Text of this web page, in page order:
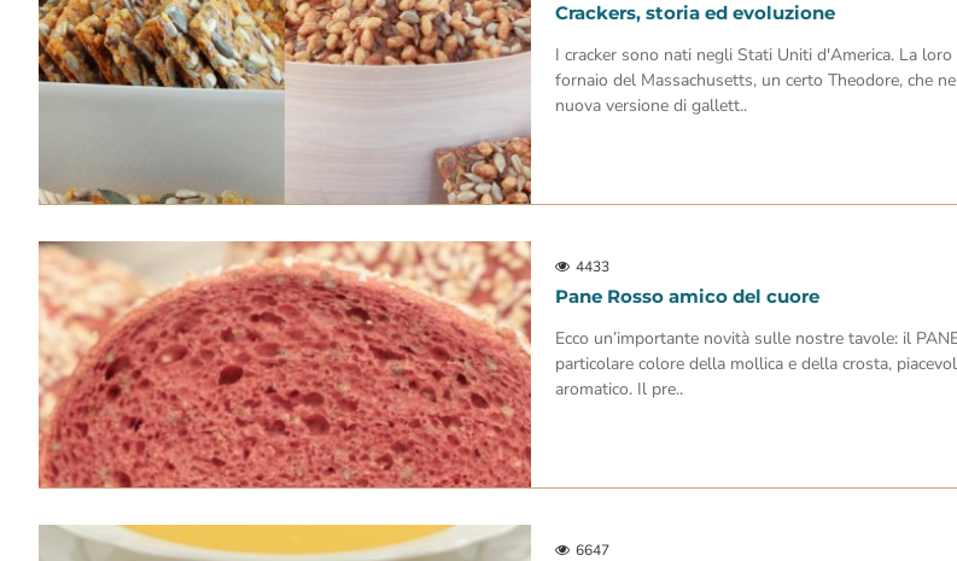
Crackers, storia ed evoluzione
I cracker sono nati negli Stati Uniti d'America. La
fornaio del Massachusetts, un certo Theodore, che
nuova versione di gallett..
4433
Pane Rosso amico del cuore
Ecco un’importante novità sulle nostre tavole: il
particolare colore della mollica e della crosta,
aromatico. Il pre..
6647